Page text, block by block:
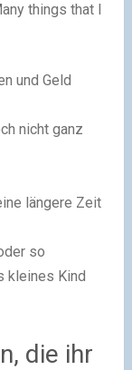
things that
und Geld
nicht ganz
längere Zeit
so
kleines Kind
die ihr